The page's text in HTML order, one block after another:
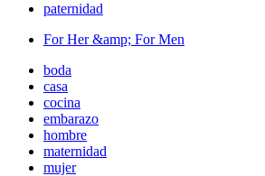
paternidad
For Her &amp; For Men
boda
casa
cocina
embarazo
hombre
maternidad
mujer